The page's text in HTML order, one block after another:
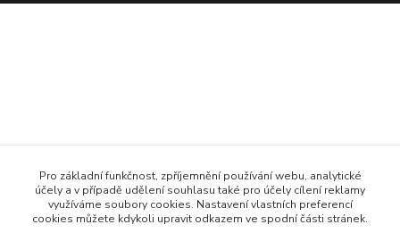
Pro základní funkčnost, zpříjemnění používání webu, analytické
účely a v případě udělení souhlasu také pro účely cílení reklamy
využíváme soubory cookies. Nastavení vlastních preferencí
cookies můžete kdykoli upravit odkazem ve spodní části stránek.